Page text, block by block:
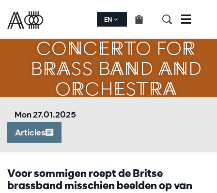
EN Menu
CONCERTO FOR
BRASS BAND AND
ORCHESTRA
Articles
Mon 27.01.2025
Voor sommigen roept de Britse
brassband misschien beelden op van